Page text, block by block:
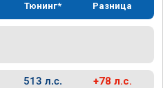
Тюнинг* Разница
513 л.с. +78 л.с.